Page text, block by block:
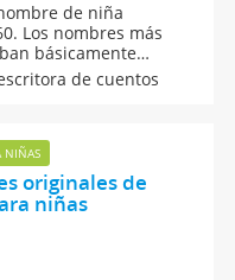
de niña
Los nombres más
básicamente
en gran parte se
tenían algo que
de cuentos
NIÑAS
originales de
niñas